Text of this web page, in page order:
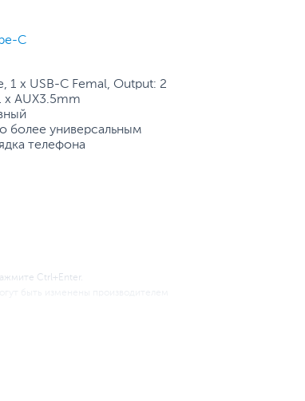
HDMI, наслаждаясь ярким
типа C может
C
1 x USB-C Femal, Output: 2
x AUX3.5mm
более универсальным
телефона
Ctrl+Enter.